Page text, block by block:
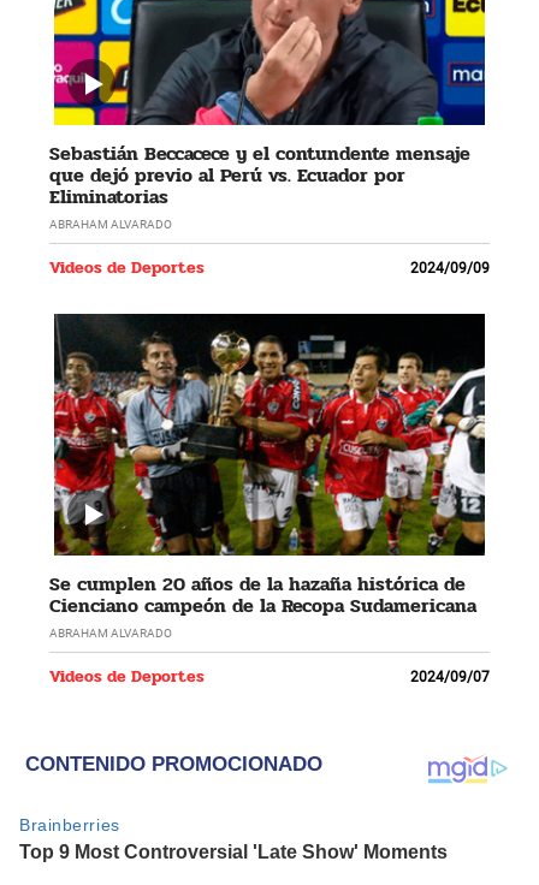
Sebastián Beccacece y el contundente mensaje
que dejó previo al Perú vs. Ecuador por
Eliminatorias
ABRAHAM ALVARADO
Videos de Deportes 2024/09/09
Se cumplen 20 años de la hazaña histórica de
Cienciano campeón de la Recopa Sudamericana
ABRAHAM ALVARADO
Videos de Deportes 2024/09/07